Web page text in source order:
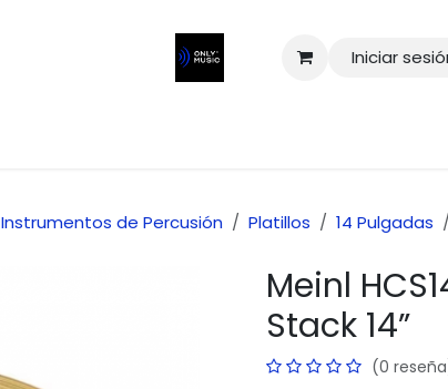
Iniciar
Instrumentos de Percusión Platillos 14 Pulgadas
Meinl
Stack 14”
(0